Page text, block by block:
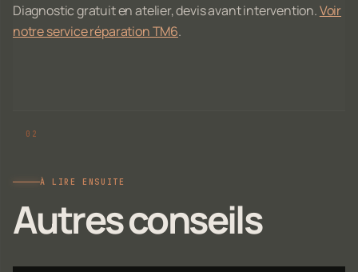
Diagnostic gratuit en atelier, devis avant intervention.Voir
notre service réparation TM6.
À LIRE ENSUITE
Autres conseils